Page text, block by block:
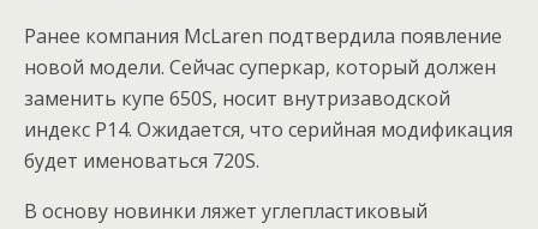
Ранее компания McLaren подтвердила появление
новой модели. Сейчас суперкар, который должен
заменить купе 650S, носит внутризаводской
индекс P14. Ожидается, что серийная модификация
будет именоваться 720S.
В основу новинки ляжет углепластиковый